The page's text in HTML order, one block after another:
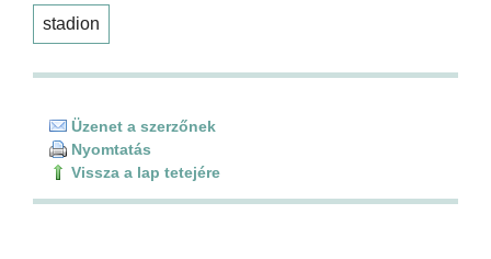
stadion
Üzenet a szerzőnek
Nyomtatás
Vissza a lap tetejére